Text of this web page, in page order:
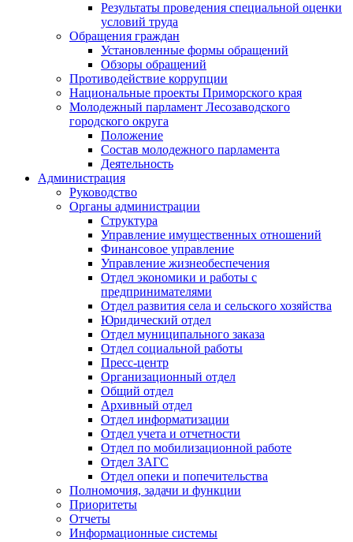
Результаты проведения специальной оценки
условий труда
Обращения граждан
Установленные формы обращений
Обзоры обращений
Противодействие коррупции
Национальные проекты Приморского края
Молодежный парламент Лесозаводского
городского округа
Положение
Состав молодежного парламента
Деятельность
Администрация
Руководство
Органы администрации
Структура
Управление имущественных отношений
Финансовое управление
Управление жизнеобеспечения
Отдел экономики и работы с
предпринимателями
Отдел развития села и сельского хозяйства
Юридический отдел
Отдел муниципального заказа
Отдел социальной работы
Пресс-центр
Организационный отдел
Общий отдел
Архивный отдел
Отдел информатизации
Отдел учета и отчетности
Отдел по мобилизационной работе
Отдел ЗАГС
Отдел опеки и попечительства
Полномочия, задачи и функции
Приоритеты
Отчеты
Информационные системы